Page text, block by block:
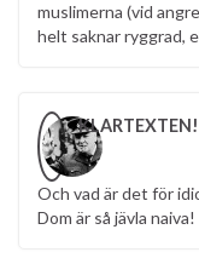
muslimerna (vid
helt saknar ryggrad,
KLARTEXTEN!
Och vad är det för
Dom är så jävla naiva!